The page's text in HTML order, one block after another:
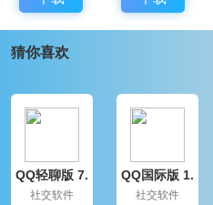
猜你喜欢
QQ轻聊版 7.
9.14314.0
社交软件
QQ国际版 1.
91.1370.0
社交软件